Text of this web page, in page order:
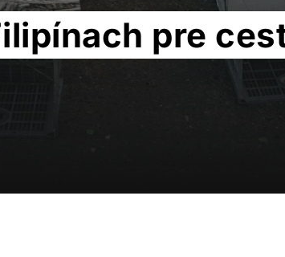
pre